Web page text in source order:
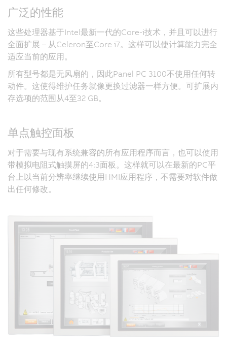
广泛的性能
这些处理器基于Intel最新一代的Core-i技术，并且可以进行
全面扩展 – 从Celeron至Core i7。这样可以使计算能力完全
适应当前的应用。
所有型号都是无风扇的，因此Panel PC 3100不使用任何转
动件。这使得维护任务就像更换过滤器一样方便。可扩展内
存选项的范围从4至32 GB。
单点触控面板
对于需要与现有系统兼容的所有应用程序而言，也可以使用
带模拟电阻式触摸屏的4:3面板。这样就可以在最新的PC平
台上以当前分辨率继续使用HMI应用程序，不需要对软件做
出任何修改。